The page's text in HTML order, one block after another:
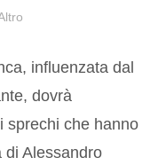
influenzata dal
dovrà
sprechi che hanno
di Alessandro